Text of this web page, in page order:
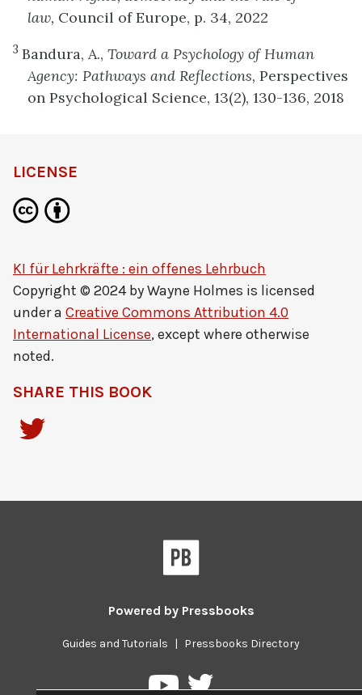
law, Council of Europe, p. 34, 2022
3 Bandura, A., Toward a Psychology of Human
Agency: Pathways and Reflections, Perspectives
on Psychological Science, 13(2), 130-136, 2018
LICENSE
KI für Lehrkräfte : ein offenes Lehrbuch
Copyright © 2024 byWayne Holmes is licensed
under a Creative Commons Attribution 4.0
International License, except where otherwise
noted.
SHARE THIS BOOK
Powered by Pressbooks
Guides and Tutorials | Pressbooks Directory
PressbooksPressbooks